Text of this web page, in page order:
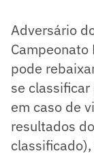
Adversário
Campeonato
pode
se
em caso de
resultados